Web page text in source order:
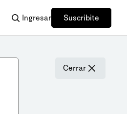
Ingresar Suscribite
Cerrar